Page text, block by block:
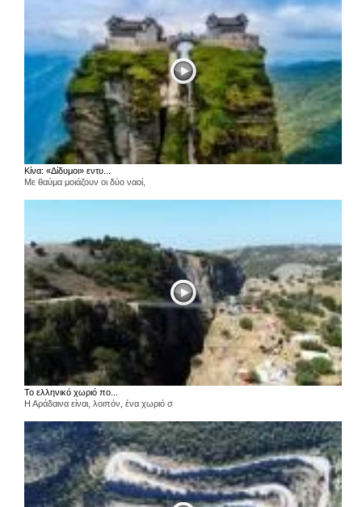
Κίνα: «Δίδυμοι» εντυ...
Με θαύμα μοιάζουν οι δύο ναοί,
Το ελληνικό χωριό πο...
Η Αράδαινα είναι, λοιπόν, ένα χωριό σ